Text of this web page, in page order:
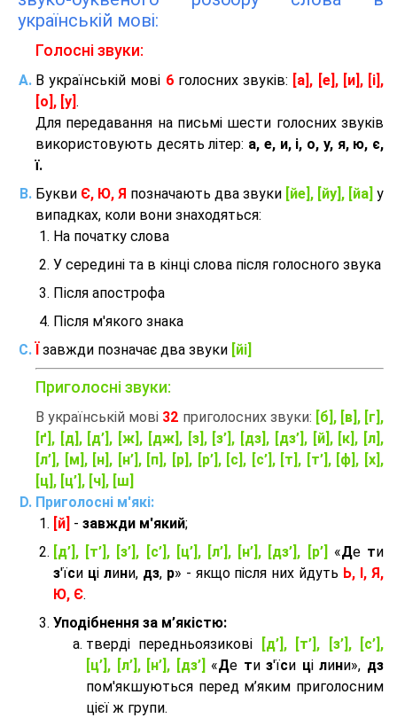
українській мові:
Голосні звуки:
В українській мові 6голосних звуків:
[а], [е], [и], [і],
[о], [у] .
Для передавання на письмі шести голосних звуків
використовують десять літер: а, е, и, і, о, у, я, ю, є,
ї.
Букви Є, Ю, Я позначають два звуки [йе], [йу], [йа] у
випадках, коли вони знаходяться:
На початку слова
У середині та в кінці слова після голосного звука
Після апострофа
Після м'якого знака
завжди позначає два звуки [йі]
Приголосні звуки:
В українській мові 32 приголосних звуки: [б], [в], [г],
[ґ], [д], [д’], [ж], [дж], [з], [з’], [дз], [дз’], [й], [к], [л],
[л’], [м], [н], [н’], [п], [р], [р’], [с], [с’], [т], [т’], [ф], [х],
[ц], [ц’], [ч], [ш]
Приголосні м'які:
[й] - завжди м'який;
[д’], [т’], [з’], [с’], [ц’], [л’], [н’], [дз’], [р’]
«Де ти
з'їси ці лини, дз, р» - якщо після них йдуть Ь, І, Я,
Ю, Є.
Уподібнення за м’якістю:
тверді передньоязикові
[д’], [т’], [з’], [с’],
[ц’], [л’], [н’], [дз’] «Де тиз'їси цілини», дз
пом'якшуються перед м’яким приголосним
цієї ж групи.